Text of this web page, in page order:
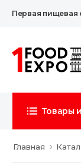
Первая пищевая
Товары
Главная